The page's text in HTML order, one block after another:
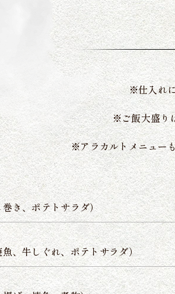
※仕入れ
※ご飯大盛り
※アラカルトメニュー
き、ポテトサラダ）
、牛しぐれ、ポテトサラダ）